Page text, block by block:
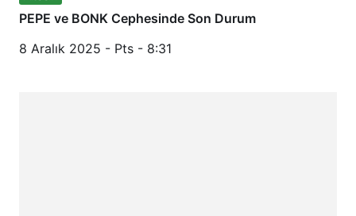
PEPE ve BONK Cephesinde Son Durum
8 Aralık 2025 - Pts - 8:31